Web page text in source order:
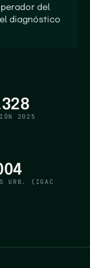
del
diagnóstico
2025
URB. (IGAC